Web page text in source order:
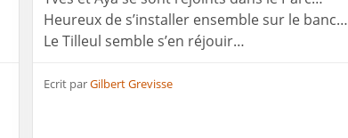
Heureux de s’installer ensemble sur le banc…
Le Tilleul semble s’en réjouir…
Ecrit parGilbert Grevisse